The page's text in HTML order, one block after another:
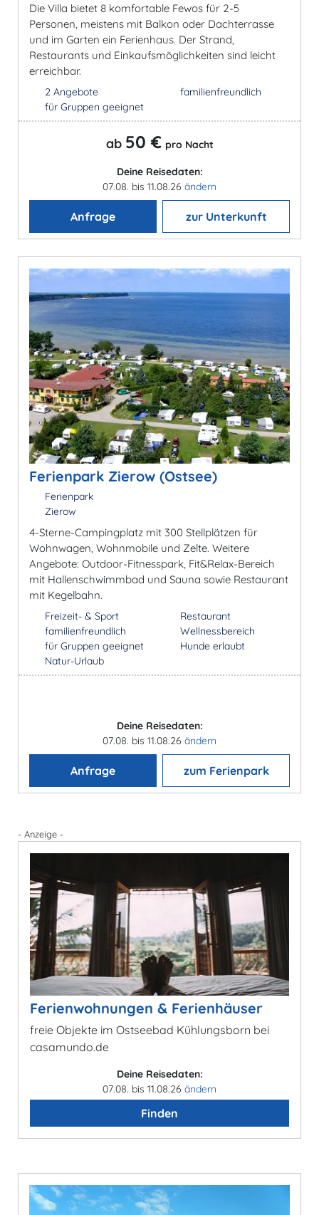
Die Villa bietet 8 komfortable Fewos für 2-5
Personen, meistens mit Balkon oder Dachterrasse
und im Garten ein Ferienhaus. Der Strand,
Restaurants und Einkaufsmöglichkeiten sind leicht
erreichbar.
2 Angebote
für Gruppen geeignet
familienfreundlich
ab 50 € pro Nacht
Deine Reisedaten:
07.08. bis 11.08.26 ändern
Anfrage zur Unterkunft
Ferienpark Zierow (Ostsee)
Ferienpark
Zierow
4-Sterne-Campingplatz mit 300 Stellplätzen für
Wohnwagen, Wohnmobile und Zelte. Weitere
Angebote: Outdoor-Fitnesspark, Fit&Relax-Bereich
mit Hallenschwimmbad und Sauna sowie Restaurant
mit Kegelbahn.
Freizeit- & Sport
familienfreundlich
für Gruppen geeignet
Natur-Urlaub
Restaurant
Wellnessbereich
Hunde erlaubt
Deine Reisedaten:
07.08. bis 11.08.26 ändern
Anfrage zum Ferienpark
- Anzeige -
Ferienwohnungen & Ferienhäuser
freie Objekte im Ostseebad Kühlungsborn bei
casamundo.de
Deine Reisedaten:
07.08. bis 11.08.26 ändern
Finden